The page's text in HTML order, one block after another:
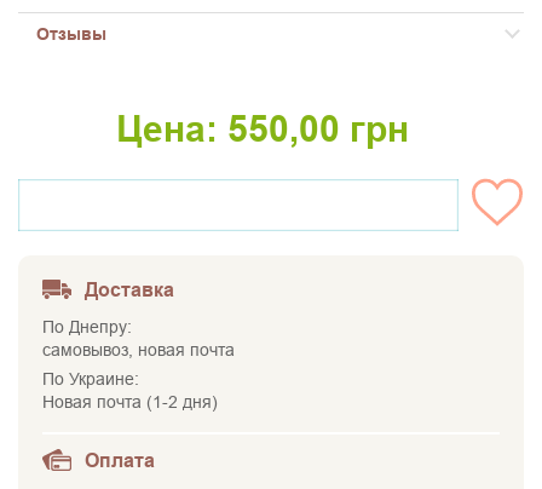
Отзывы
Цена: 550,00 грн
Доставка
По Днепру:
самовывоз, новая почта
По Украине:
Новая почта (1-2 дня)
Оплата